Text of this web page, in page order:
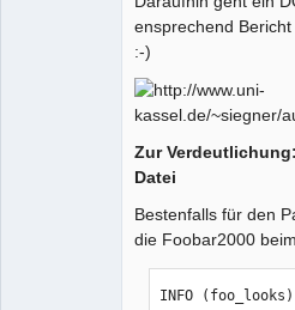
ensprechend
:-)
Zur
Datei
Bestenfalls für den
die Foobar2000
INFO